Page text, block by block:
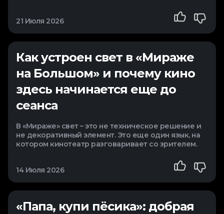
21 Июля 2026
Как устроен свет в «Мираже
на Большом» и почему кино
здесь начинается еще до
сеанса
В «Мираже» свет – это не техническое решение и
не декоративный элемент. Это еще один язык, на
котором кинотеатр разговаривает со зрителем.
14 Июля 2026
«Папа, купи пёсика»: добрая